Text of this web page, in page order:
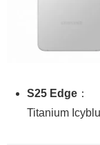
S25 Edge ：
Titanium